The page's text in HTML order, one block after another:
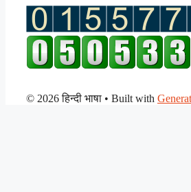
© 2026 हिन्दी भाषा • Built with